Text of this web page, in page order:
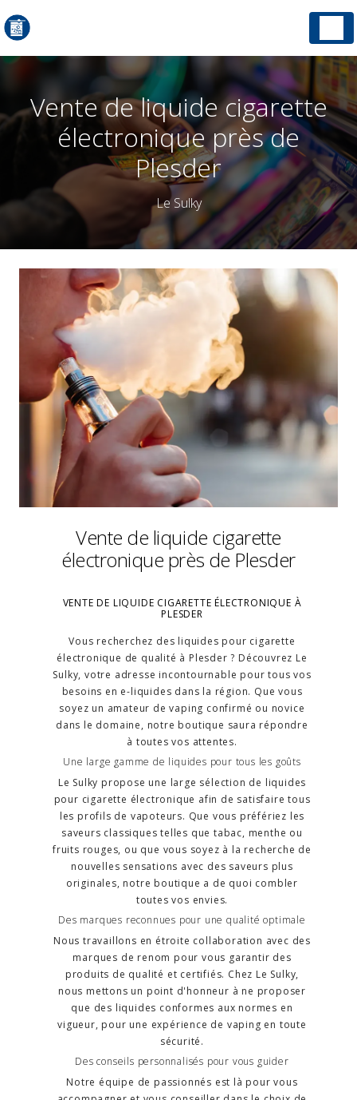
Vente de liquide cigarette
électronique près de
Plesder
Le Sulky
Vente de liquide cigarette
électronique près de Plesder
VENTE DE LIQUIDE CIGARETTE ÉLECTRONIQUE À
PLESDER
Vous recherchez des liquides pour cigarette
électronique de qualité à Plesder ? Découvrez Le
Sulky, votre adresse incontournable pour tous vos
besoins en e-liquides dans la région. Que vous
soyez un amateur de vaping confirmé ou novice
dans le domaine, notre boutique saura répondre
à toutes vos attentes.
Une large gamme de liquides pour tous les goûts
Le Sulky propose une large sélection de liquides
pour cigarette électronique afin de satisfaire tous
les profils de vapoteurs. Que vous préfériez les
saveurs classiques telles que tabac, menthe ou
fruits rouges, ou que vous soyez à la recherche de
nouvelles sensations avec des saveurs plus
originales, notre boutique a de quoi combler
toutes vos envies.
Des marques reconnues pour une qualité optimale
Nous travaillons en étroite collaboration avec des
marques de renom pour vous garantir des
produits de qualité et certifiés. Chez Le Sulky,
nous mettons un point d'honneur à ne proposer
que des liquides conformes aux normes en
vigueur, pour une expérience de vaping en toute
sécurité.
Des conseils personnalisés pour vous guider
Notre équipe de passionnés est là pour vous